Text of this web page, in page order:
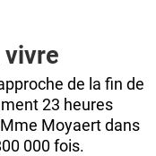
vivre
de la fin de
23 heures
Moyaert dans
000 fois.